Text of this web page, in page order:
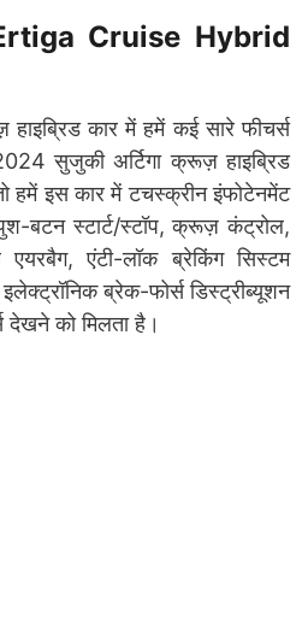
Cruise Hybrid
कार में हमें कई सारे फीचर्स
सुजुकी अर्टिगा क्रूज़ हाइब्रिड
हमें इस कार में टचस्क्रीन इंफोटेनमेंट
बटन स्टार्ट/स्टॉप, क्रूज़ कंट्रोल,
एयरबैग, एंटी-लॉक ब्रेकिंग सिस्टम
ब्रेक-फोर्स डिस्ट्रीब्यूशन
को मिलता है।